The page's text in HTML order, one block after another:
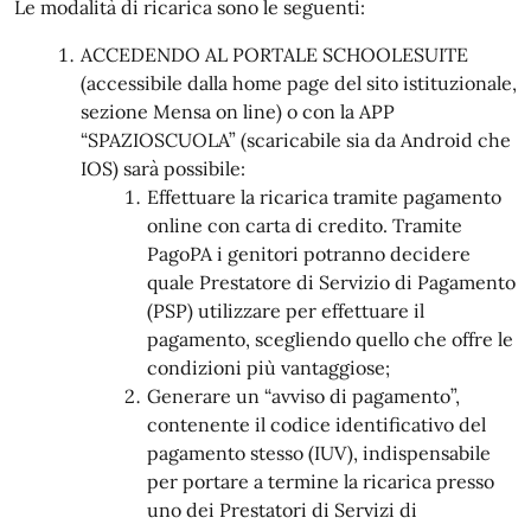
Le modalità di ricarica sono le seguenti:
ACCEDENDO AL PORTALE SCHOOLESUITE
(accessibile dalla home page del sito istituzionale,
sezione Mensa on line) o con la APP
“SPAZIOSCUOLA” (scaricabile sia da Android che
IOS) sarà possibile:
Effettuare la ricarica tramite pagamento
online con carta di credito. Tramite
PagoPA i genitori potranno decidere
quale Prestatore di Servizio di Pagamento
(PSP) utilizzare per effettuare il
pagamento, scegliendo quello che offre le
condizioni più vantaggiose;
Generare un “avviso di pagamento”,
contenente il codice identificativo del
pagamento stesso (IUV), indispensabile
per portare a termine la ricarica presso
uno dei Prestatori di Servizi di